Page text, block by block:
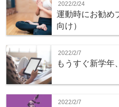
2022/2/24
運動時にお勧め
向け）
2022/2/7
もうすぐ新学年
2022/2/7